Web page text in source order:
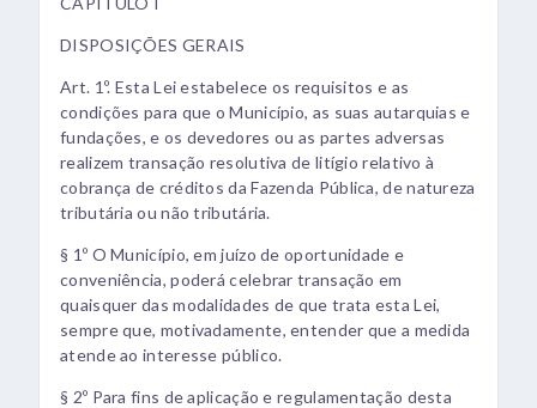
DISPOSIÇÕES GERAIS
Art. 1º. Esta Lei estabelece os requisitos e as
condições para que o Município, as suas autarquias e
fundações, e os devedores ou as partes adversas
realizem transação resolutiva de litígio relativo à
cobrança de créditos da Fazenda Pública, de natureza
tributária ou não tributária.
§ 1º O Município, em juízo de oportunidade e
conveniência, poderá celebrar transação em
quaisquer das modalidades de que trata esta Lei,
sempre que, motivadamente, entender que a medida
atende ao interesse público.
§ 2º Para fins de aplicação e regulamentação desta